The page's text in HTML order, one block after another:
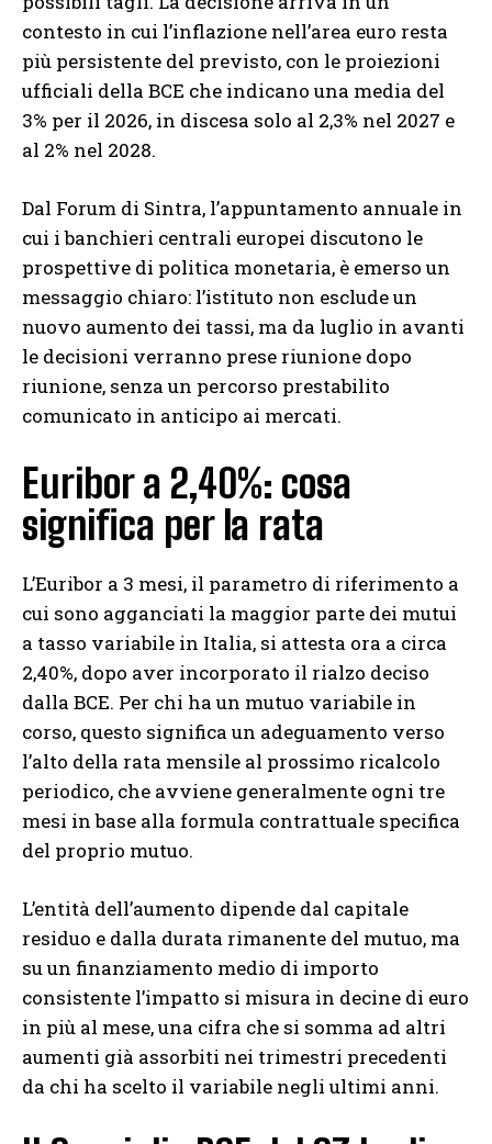
contesto in cui l’inflazione nell’area euro resta
più persistente del previsto, con le proiezioni
ufficiali della BCE che indicano una media del
3% per il 2026, in discesa solo al 2,3% nel 2027 e
al 2% nel 2028.
Dal Forum di Sintra, l’appuntamento annuale in
cui i banchieri centrali europei discutono le
prospettive di politica monetaria, è emerso un
messaggio chiaro: l’istituto non esclude un
nuovo aumento dei tassi, ma da luglio in avanti
le decisioni verranno prese riunione dopo
riunione, senza un percorso prestabilito
comunicato in anticipo ai mercati.
Euribor a 2,40%: cosa
significa per la rata
L’Euribor a 3 mesi, il parametro di riferimento a
cui sono agganciati la maggior parte dei mutui
a tasso variabile in Italia, si attesta ora a circa
2,40%, dopo aver incorporato il rialzo deciso
dalla BCE. Per chi ha un mutuo variabile in
corso, questo significa un adeguamento verso
l’alto della rata mensile al prossimo ricalcolo
periodico, che avviene generalmente ogni tre
mesi in base alla formula contrattuale specifica
del proprio mutuo.
L’entità dell’aumento dipende dal capitale
residuo e dalla durata rimanente del mutuo, ma
su un finanziamento medio di importo
consistente l’impatto si misura in decine di euro
in più al mese, una cifra che si somma ad altri
aumenti già assorbiti nei trimestri precedenti
da chi ha scelto il variabile negli ultimi anni.